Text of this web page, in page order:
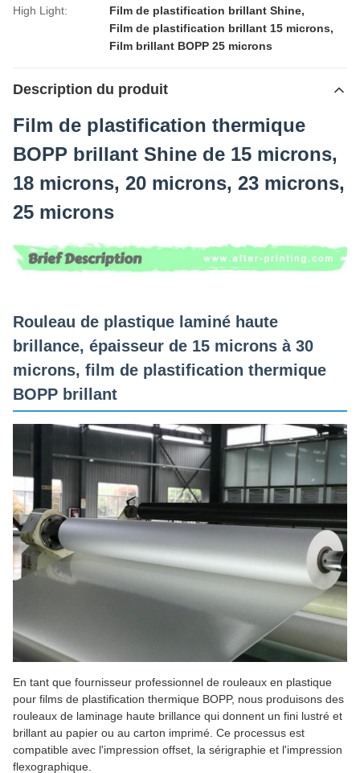
High Light:
Film de plastification brillant Shine,
Film de plastification brillant 15 microns,
Film brillant BOPP 25 microns
Description du produit
Film de plastification thermique
BOPP brillant Shine de 15 microns,
18 microns, 20 microns, 23 microns,
25 microns
Rouleau de plastique laminé haute
brillance, épaisseur de 15 microns à 30
microns, film de plastification thermique
BOPP brillant
En tant que fournisseur professionnel de rouleaux en plastique
pour films de plastification thermique BOPP, nous produisons des
rouleaux de laminage haute brillance qui donnent un fini lustré et
brillant au papier ou au carton imprimé. Ce processus est
compatible avec l'impression offset, la sérigraphie et l'impression
flexographique.